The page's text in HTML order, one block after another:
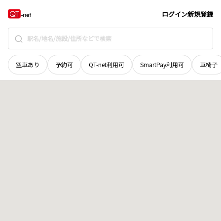
ログイン新規登録
空車あり 予約可 QT-net利用可 SmartPay利用可 車椅子
広島県